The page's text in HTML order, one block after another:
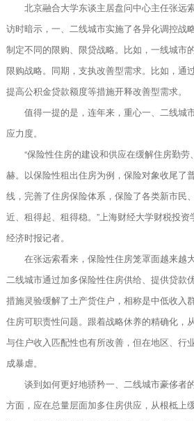
北京融合大学东谈主居盘问中心主任张远
访时暗示，一、二线城市实施了各异化调控战
制定不同的限购、限贷战略。比如，一线城市
限购战略。同期，支执改善型需求。比如，通
提高公积金贷款额度等措施开释改善型需求。
值得一提的是，连年来，重心一、二线城
应力度。
“保险性住房的建设和供应在缓解住房勤劳
赫。以保险性租出住房为例，保险对象收尾了
线，完善了住房保险体系，保险了各类新市民
近、租得起、租得稳。”上海财经大学财税投
经济时报记者。
在张远索看来，保险性住房笼罩面越来越大
二线城市通过加多保险性住房供给、提供贷款
措施灵验缓解了土产货住户，相称是中低收入
住房可职责性问题。跟着战略休养的精确化，
与住户收入匹配性也有所改善，但在地区、行
成暴虐。
谈到如何更好地骄矜一、二线城市豪侈者
方面，应在总量层面加多住房供应，从根柢上